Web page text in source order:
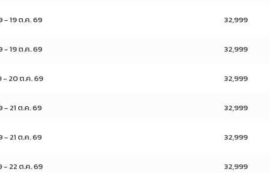
- 19 ต.ค. 69 32,999
- 19 ต.ค. 69 32,999
- 20 ต.ค. 69 32,999
- 21 ต.ค. 69 32,999
- 21 ต.ค. 69 32,999
- 22 ต.ค. 69 32,999